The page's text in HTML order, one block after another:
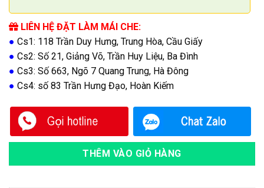
LIÊN HỆ ĐẶT LÀM MÁI CHE:
● Cs1: 118 Trần Duy Hưng, Trung Hòa, Cầu Giấy
● Cs2: Số 21, Giảng Võ, Trần Huy Liệu, Ba Đình
● Cs3: Số 663, Ngõ 7 Quang Trung, Hà Đông
● Cs4: số 83 Trần Hưng Đạo, Hoàn Kiếm
THÊM VÀO GIỎ HÀNG